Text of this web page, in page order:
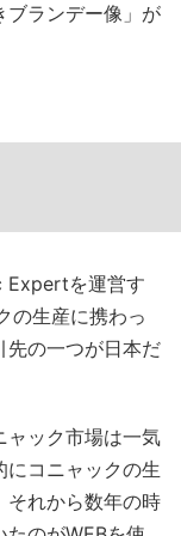
ブランデー像」が
Expertを運営す
の生産に携わっ
先の一つが日本だ
ャック市場は一気
にコニャックの生
それから数年の時